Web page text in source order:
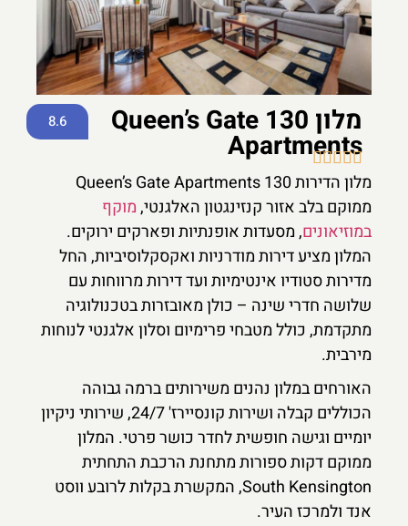
מלון 130 Queen’s Gate
Apartments
8.6





מלון הדירות 130 Queen’s Gate Apartments
ממוקם בלב אזור קנזינגטון האלגנטי,מוקף
במוזיאונים, מסעדות אופנתיות ופארקים ירוקים.
המלון מציע דירות מודרניות ואקסקלוסיביות, החל
מדירות סטודיו אינטימיות ועד דירות מרווחות עם
שלושה חדרי שינה – כולן מאובזרות בטכנולוגיה
מתקדמת, כולל מטבחי פרימיום וסלון אלגנטי לנוחות
מירבית.
האורחים במלון נהנים משירותים ברמה גבוהה
הכוללים קבלה ושירות קונסיירז' 24/7, שירותי ניקיון
יומיים וגישה חופשית לחדר כושר פרטי. המלון
ממוקם דקות ספורות מתחנת הרכבת התחתית
South Kensington, המקשרת בקלות לרובע ווסט
אנד ולמרכז העיר.